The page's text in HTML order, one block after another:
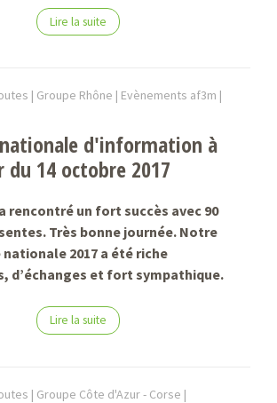
Lire la suite
| Groupe Rhône | Evènements af3m |
d'information à
14 octobre 2017
rencontré un fort succès avec 90
Très bonne journée. Notre
2017 a été riche
d’échanges et fort sympathique.
Lire la suite
| Groupe Côte d'Azur - Corse |